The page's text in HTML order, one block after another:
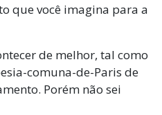
que você imagina para a
de melhor, tal como
comuna-de-Paris de
Porém não sei